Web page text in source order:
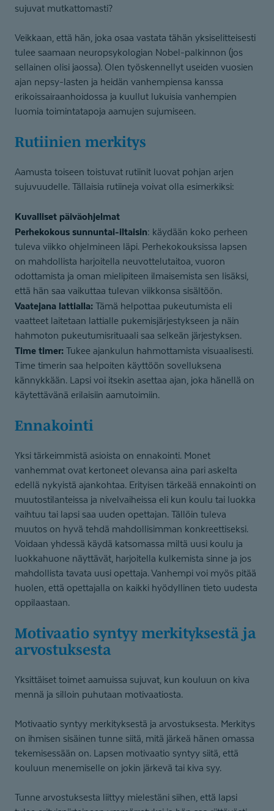
sujuvat mutkattomasti?
Veikkaan, että hän, joka osaa vastata tähän yksiselitteisesti
tulee saamaan neuropsykologian Nobel-palkinnon (jos
sellainen olisi jaossa). Olen työskennellyt useiden vuosien
ajan nepsy-lasten ja heidän vanhempiensa kanssa
erikoissairaanhoidossa ja kuullut lukuisia vanhempien
luomia toimintatapoja aamujen sujumiseen.
Rutiinien merkitys
Aamusta toiseen toistuvat rutiinit luovat pohjan arjen
sujuvuudelle. Tällaisia rutiineja voivat olla esimerkiksi:
Kuvalliset päiväohjelmat
Perhekokous sunnuntai-iltaisin: käydään koko perheen
tuleva viikko ohjelmineen läpi. Perhekokouksissa lapsen
on mahdollista harjoitella neuvottelutaitoa, vuoron
odottamista ja oman mielipiteen ilmaisemista sen lisäksi,
että hän saa vaikuttaa tulevan viikkonsa sisältöön.
Vaatejana lattialla: Tämä helpottaa pukeutumista eli
vaatteet laitetaan lattialle pukemisjärjestykseen ja näin
hahmoton pukeutumisrituaali saa selkeän järjestyksen.
Time timer: Tukee ajankulun hahmottamista visuaalisesti.
Time timerin saa helpoiten käyttöön sovelluksena
kännykkään. Lapsi voi itsekin asettaa ajan, joka hänellä on
käytettävänä erilaisiin aamutoimiin.
Ennakointi
Yksi tärkeimmistä asioista on ennakointi. Monet
vanhemmat ovat kertoneet olevansa aina pari askelta
edellä nykyistä ajankohtaa. Erityisen tärkeää ennakointi on
muutostilanteissa ja nivelvaiheissa eli kun koulu tai luokka
vaihtuu tai lapsi saa uuden opettajan. Tällöin tuleva
muutos on hyvä tehdä mahdollisimman konkreettiseksi.
Voidaan yhdessä käydä katsomassa miltä uusi koulu ja
luokkahuone näyttävät, harjoitella kulkemista sinne ja jos
mahdollista tavata uusi opettaja. Vanhempi voi myös pitää
huolen, että opettajalla on kaikki hyödyllinen tieto uudesta
oppilaastaan.
Motivaatio syntyy merkityksestä ja
arvostuksesta
Yksittäiset toimet aamuissa sujuvat, kun kouluun on kiva
mennä ja silloin puhutaan motivaatiosta.
Motivaatio syntyy merkityksestä ja arvostuksesta. Merkitys
on ihmisen sisäinen tunne siitä, mitä järkeä hänen omassa
tekemisessään on. Lapsen motivaatio syntyy siitä, että
kouluun menemiselle on jokin järkevä tai kiva syy.
Tunne arvostuksesta liittyy mielestäni siihen, että lapsi